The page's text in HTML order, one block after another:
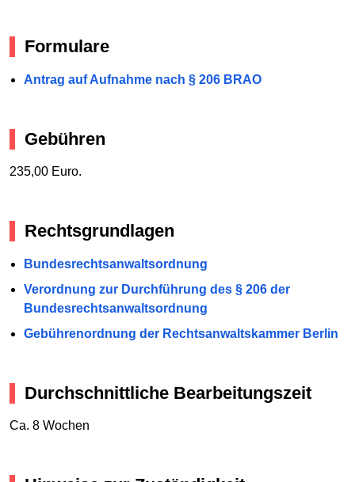
Formulare
Antrag auf Aufnahme nach § 206 BRAO
Gebühren
235,00 Euro.
Rechtsgrundlagen
Bundesrechtsanwaltsordnung
Verordnung zur Durchführung des § 206 der
Bundesrechtsanwaltsordnung
Gebührenordnung der Rechtsanwaltskammer Berlin
Durchschnittliche Bearbeitungszeit
Ca. 8 Wochen